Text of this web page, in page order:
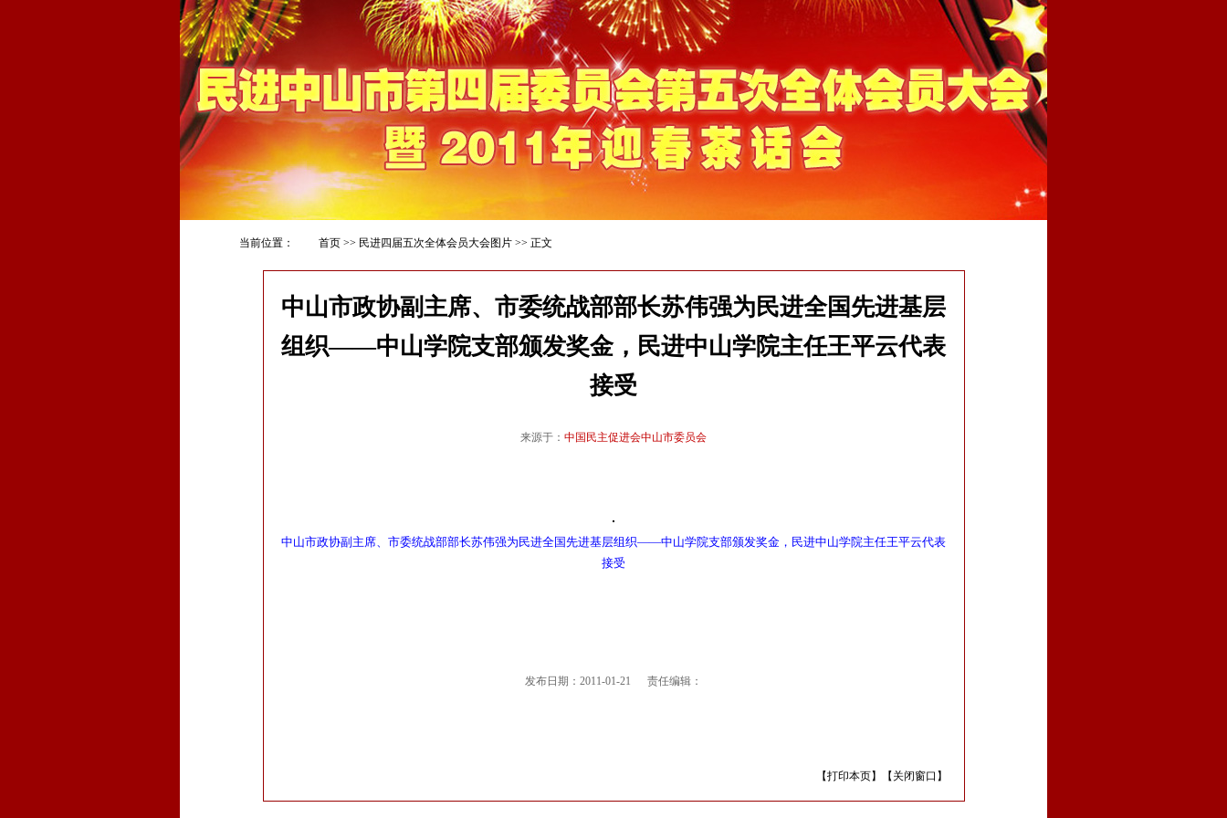
当前位置： 首页>> 民进四届五次全体会员大会图片>> 正文
中山市政协副主席、市委统战部部长苏伟强为民进全国先进基层
组织——中山学院支部颁发奖金，民进中山学院主任王平云代表
接受
来源于： 中国民主促进会中山市委员会
中山市政协副主席、市委统战部部长苏伟强为民进全国先进基层组织——中山学院支部颁发奖金，民进中山学院主任王平云代表
接受
发布日期：2011-01-21 责任编辑：
【打印本页】【 关闭窗口 】